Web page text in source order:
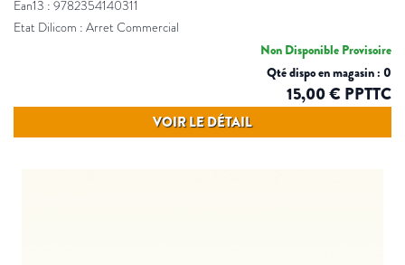
Ean13 : 9782354140311
Etat Dilicom : Arret Commercial
Non Disponible Provisoire
Qté dispo en magasin : 0
15,00 € PPTTC
VOIR LE DÉTAIL